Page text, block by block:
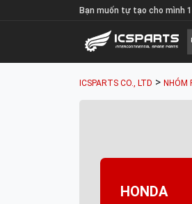
Bạn muốn tự tạo cho mình
ICSPARTS CO., LTD > NHÓM
HONDA